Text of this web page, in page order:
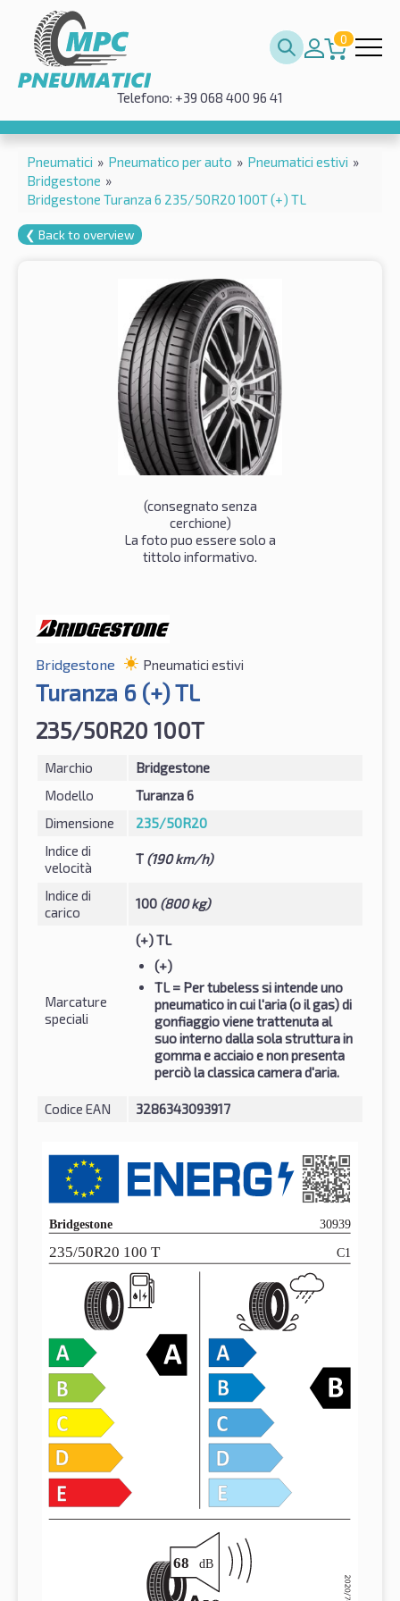
0
Telefono: +39 068 400 96 41
Pneumatici » Pneumatico per auto » Pneumatici estivi »
Bridgestone »
Bridgestone Turanza 6 235/50R20 100T (+) TL
❮ Back to overview
(consegnato senza
cerchione)
La foto puo essere solo a
tittolo informativo.
Bridgestone Pneumatici estivi
Turanza 6 (+) TL
235/50R20 100T
Marchio
Bridgestone
Modello
Turanza 6
Dimensione
235/50R20
Indice di
velocità
T (190 km/h)
Indice di
carico
100 (800 kg)
Marcature
speciali
(+) TL
(+)
TL= Per tubeless si intende uno
pneumatico in cui l'aria (o il gas) di
gonfiaggio viene trattenuta al
suo interno dalla sola struttura in
gomma e acciaio e non presenta
perciò la classica camera d'aria.
Codice EAN 3286343093917